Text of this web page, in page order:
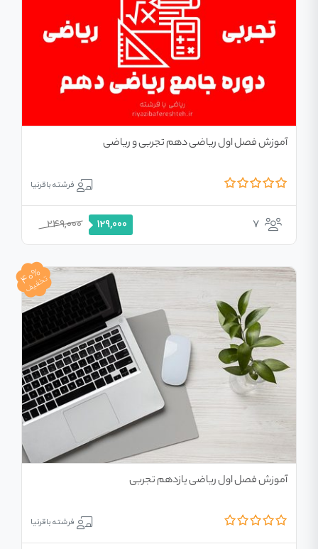
آموزش فصل اول ریاضی دهم تجربی و ریاضی
فرشته باقرنیا
7
249,000 129,000
40%
تخفیف
آموزش فصل اول ریاضی یازدهم تجربی
فرشته باقرنیا